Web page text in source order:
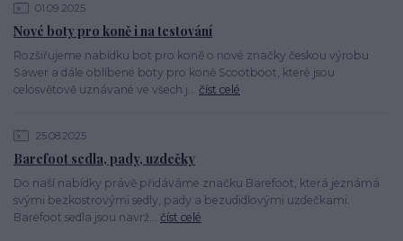
01.09.2025
Nové boty pro koně i na testování
Rozšiřujeme nabídku bot pro koně o nové značky českou výrobu
Sawer a dále oblíbené boty pro koně Scootboot, které jsou
celosvětově uznávané ve všech j... číst celé
25.08.2025
Barefoot sedla, pady, uzdečky
Do naší nabídky právě přidáváme značku Barefoot, která jeznámá
svými bezkostrovými sedly, pady a bezudidlovými uzdečkami.
Barefoot sedla jsou navrž... číst celé